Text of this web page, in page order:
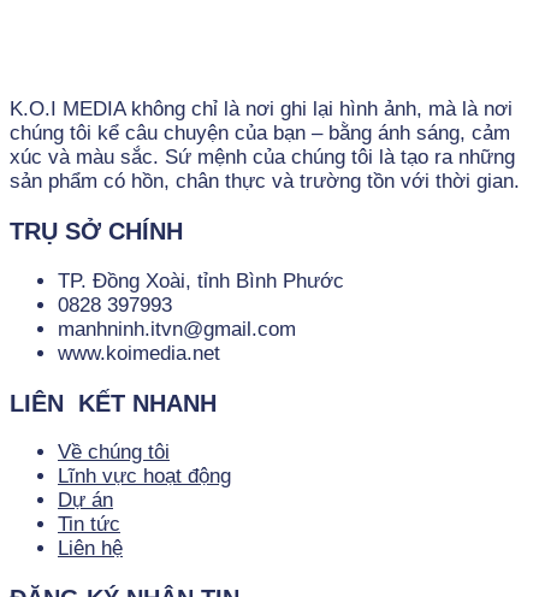
K.O.I MEDIA không chỉ là nơi ghi lại hình ảnh, mà là nơi
chúng tôi kể câu chuyện của bạn – bằng ánh sáng, cảm
xúc và màu sắc. Sứ mệnh của chúng tôi là tạo ra những
sản phẩm có hồn, chân thực và trường tồn với thời gian.
TRỤ SỞ CHÍNH
TP. Đồng Xoài, tỉnh Bình Phước
0828 397993
manhninh.itvn@gmail.com
www.koimedia.net
LIÊN KẾT NHANH
Về chúng tôi
Lĩnh vực hoạt động
Dự án
Tin tức
Liên hệ